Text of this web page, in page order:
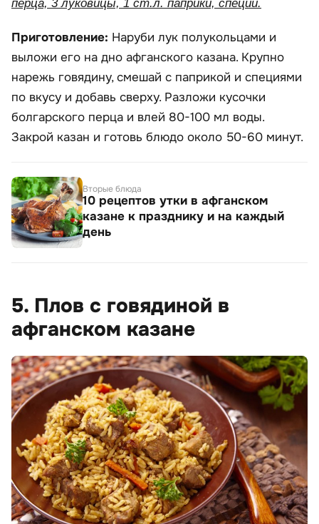
перца, 3 луковицы, 1 ст.л. паприки, специи.
Приготовление: Наруби лук полукольцами и
выложи его на дно афганского казана. Крупно
нарежь говядину, смешай с паприкой и специями
по вкусу и добавь сверху. Разложи кусочки
болгарского перца и влей 80-100 мл воды.
Закрой казан и готовь блюдо около 50-60 минут.
Вторые блюда
10 рецептов утки в афганском
казане к празднику и на каждый
день
5. Плов с говядиной в
афганском казане